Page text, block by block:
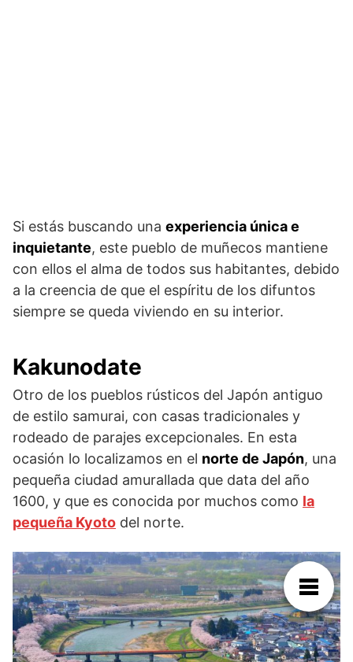
Si estás buscando una experiencia única e
inquietante, este pueblo de muñecos mantiene
con ellos el alma de todos sus habitantes, debido
a la creencia de que el espíritu de los difuntos
siempre se queda viviendo en su interior.
Kakunodate
Otro de los pueblos rústicos del Japón antiguo
de estilo samurai, con casas tradicionales y
rodeado de parajes excepcionales. En esta
ocasión lo localizamos en el norte de Japón, una
pequeña ciudad amurallada que data del año
1600, y que es conocida por muchos como la
pequeña Kyoto del norte.